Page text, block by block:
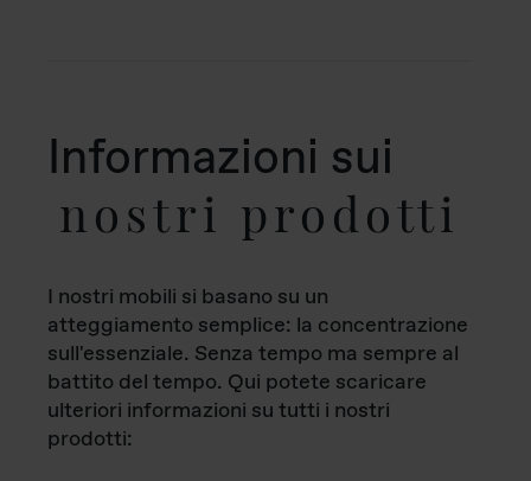
Informazioni sui
nostri prodotti
I nostri mobili si basano su un
atteggiamento semplice: la concentrazione
sull'essenziale. Senza tempo ma sempre al
battito del tempo. Qui potete scaricare
ulteriori informazioni su tutti i nostri
prodotti: